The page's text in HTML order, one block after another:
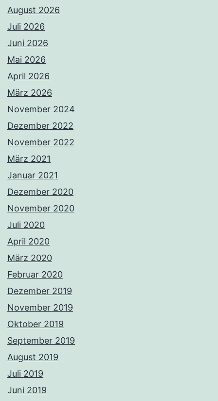
August 2026
Juli 2026
Juni 2026
Mai 2026
April 2026
März 2026
November 2024
Dezember 2022
November 2022
März 2021
Januar 2021
Dezember 2020
November 2020
Juli 2020
April 2020
März 2020
Februar 2020
Dezember 2019
November 2019
Oktober 2019
September 2019
August 2019
Juli 2019
Juni 2019